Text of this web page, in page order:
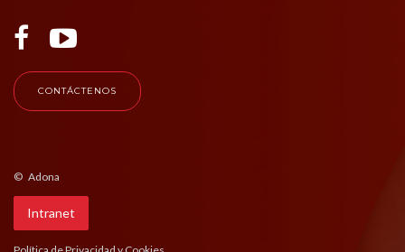
CONTÁCTENOS
© Adona
Intranet